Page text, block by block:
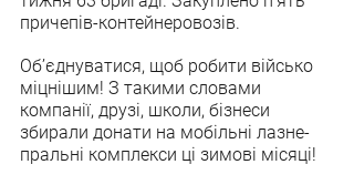
причепів-контейнеровозів.
Обʼєднуватися, щоб робити військо
міцнішим! З такими словами
компанії, друзі, школи, бізнеси
збирали донати на мобільні лазне-
пральні комплекси ці зимові місяці!